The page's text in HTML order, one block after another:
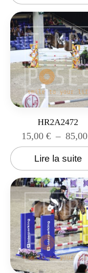
HR2A2472
15,00 € – 85,00
Lire la suite